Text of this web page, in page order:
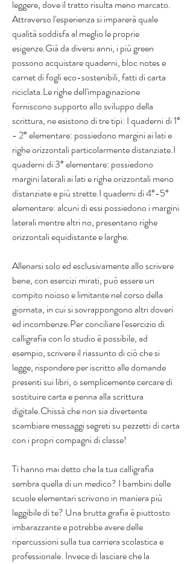
leggere, dove il tratto risulta meno marcato.
Attraverso l'esperienza si imparerà quale
qualità soddisfa al meglio le proprie
esigenze.Già da diversi anni, i più green
possono acquistare quaderni, bloc notes e
carnet di fogli eco-sostenibili, fatti di carta
riciclata.Le righe dell'impaginazione
forniscono supporto allo sviluppo della
scrittura, ne esistono di tre tipi: I quaderni di 1°
- 2° elementare: possiedono margini ai lati e
righe orizzontali particolarmente distanziate.I
quaderni di 3° elementare: possiedono
margini laterali ai lati e righe orizzontali meno
distanziate e più strette.I quaderni di 4°-5°
elementare: alcuni di essi possiedono i margini
laterali mentre altri no, presentano righe
orizzontali equidistante e larghe.
Allenarsi solo ed esclusivamente allo scrivere
bene, con esercizi mirati, può essere un
compito noioso e limitante nel corso della
giornata, in cui si sovrappongono altri doveri
ed incombenze.Per conciliare l'esercizio di
calligrafia con lo studio è possibile, ad
esempio, scrivere il riassunto di ciò che si
legge, rispondere per iscritto alle domande
presenti sui libri, o semplicemente cercare di
sostituire carta e penna alla scrittura
digitale.Chissà che non sia divertente
scambiare messaggi segreti su pezzetti di carta
con i propri compagni di classe!
Ti hanno mai detto che la tua calligrafia
sembra quella di un medico? I bambini delle
scuole elementari scrivono in maniera più
leggibile di te? Una brutta grafia è piuttosto
imbarazzante e potrebbe avere delle
ripercussioni sulla tua carriera scolastica e
professionale. Invece di lasciare che la